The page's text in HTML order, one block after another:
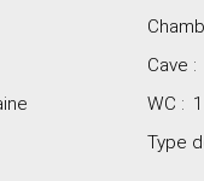
Cave :
WC : 1
Type